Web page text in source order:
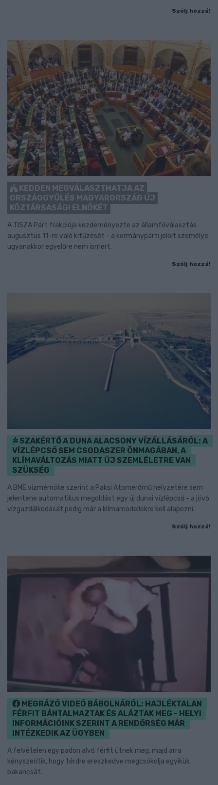
Szólj hozzá!
KEDDEN MEGVÁLASZTHATJA AZ
ORSZÁGGYŰLÉS MAGYARORSZÁG ÚJ
KÖZTÁRSASÁGI ELNÖKÉT
A TISZA Párt frakciója kezdeményezte az államfőválasztás
augusztus 11-re való kitűzését - a kormánypárti jelölt személye
ugyanakkor egyelőre nem ismert.
Szólj hozzá!
SZAKÉRTŐ A DUNA ALACSONY VÍZÁLLÁSÁRÓL: A
VÍZLÉPCSŐ SEM CSODASZER ÖNMAGÁBAN, A
KLÍMAVÁLTOZÁS MIATT ÚJ SZEMLÉLETRE VAN
SZÜKSÉG
A BME vízmérnöke szerint a Paksi Atomerőmű helyzetére sem
jelentene automatikus megoldást egy új dunai vízlépcső - a jövő
vízgazdálkodását pedig már a klímamodellekre kell alapozni.
Szólj hozzá!
MEGRÁZÓ VIDEÓ BÁBOLNÁRÓL: HAJLÉKTALAN
FÉRFIT BÁNTALMAZTAK ÉS ALÁZTAK MEG - HELYI
INFORMÁCIÓINK SZERINT A RENDŐRSÉG MÁR
INTÉZKEDIK AZ ÜGYBEN
A felvételen egy padon alvó férfit ütnek meg, majd arra
kényszerítik, hogy térdre ereszkedve megcsókolja egyikük
bakancsát.